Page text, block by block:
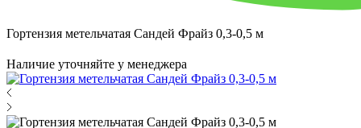
Гортензия метельчатая Сандей Фрайз 0,3-0,5 м
Наличие уточняйте у менеджера